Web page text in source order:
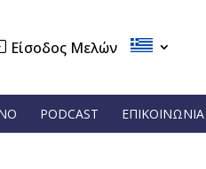
Είσοδος Μελών
PODCAST ΕΠΙΚΟΙΝΩΝΙΑ